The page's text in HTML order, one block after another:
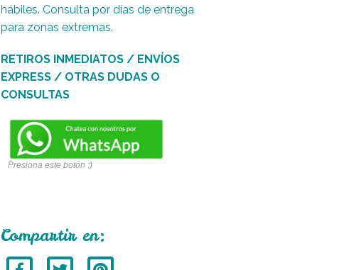
hábiles. Consulta por días de entrega
para zonas extremas.
RETIROS INMEDIATOS / ENVÍOS
EXPRESS / OTRAS DUDAS O
CONSULTAS
Presiona este botón :)
Compartir en: